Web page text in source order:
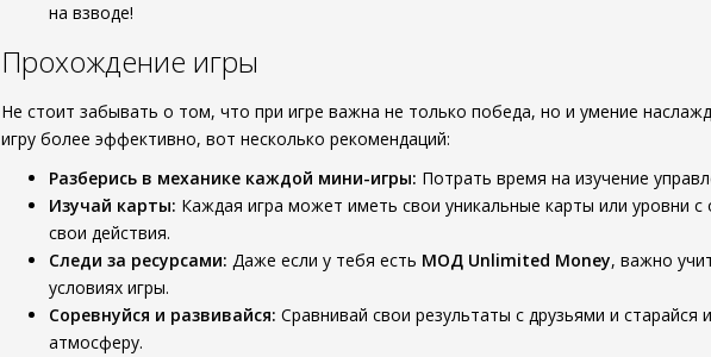
на взводе!
Прохождение игры
Не стоит забывать о том, что при игре важна не только победа, но и умение
игру более эффективно, вот несколько рекомендаций:
Разберись в механике каждой мини-игры: Потрать время на изучение
Изучай карты: Каждая игра может иметь свои уникальные карты или уровни
свои действия.
Следи за ресурсами: Даже если у тебя есть МОД Unlimited Money, важно
условиях игры.
Соревнуйся и развивайся: Сравнивай свои результаты с друзьями и
атмосферу.